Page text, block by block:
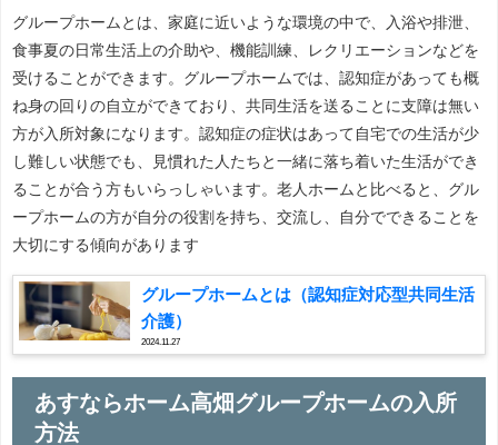
グループホームとは、家庭に近いような環境の中で、入浴や排泄、
食事夏の日常生活上の介助や、機能訓練、レクリエーションなどを
受けることができます。グループホームでは、認知症があっても概
ね身の回りの自立ができており、共同生活を送ることに支障は無い
方が入所対象になります。認知症の症状はあって自宅での生活が少
し難しい状態でも、見慣れた人たちと一緒に落ち着いた生活ができ
ることが合う方もいらっしゃいます。老人ホームと比べると、グル
ープホームの方が自分の役割を持ち、交流し、自分でできることを
大切にする傾向があります
グループホームとは（認知症対応型共同生活
介護）
2024.11.27
あすならホーム高畑グループホームの入所
方法